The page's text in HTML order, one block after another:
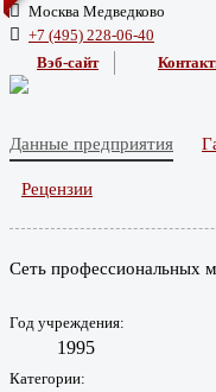
Москва Медведково
+7 (495) 228-06-40
Вэб-сайт
Данные предприятия
Рецензии
Сеть профессиональных
Год учреждения:
1995
Категории: